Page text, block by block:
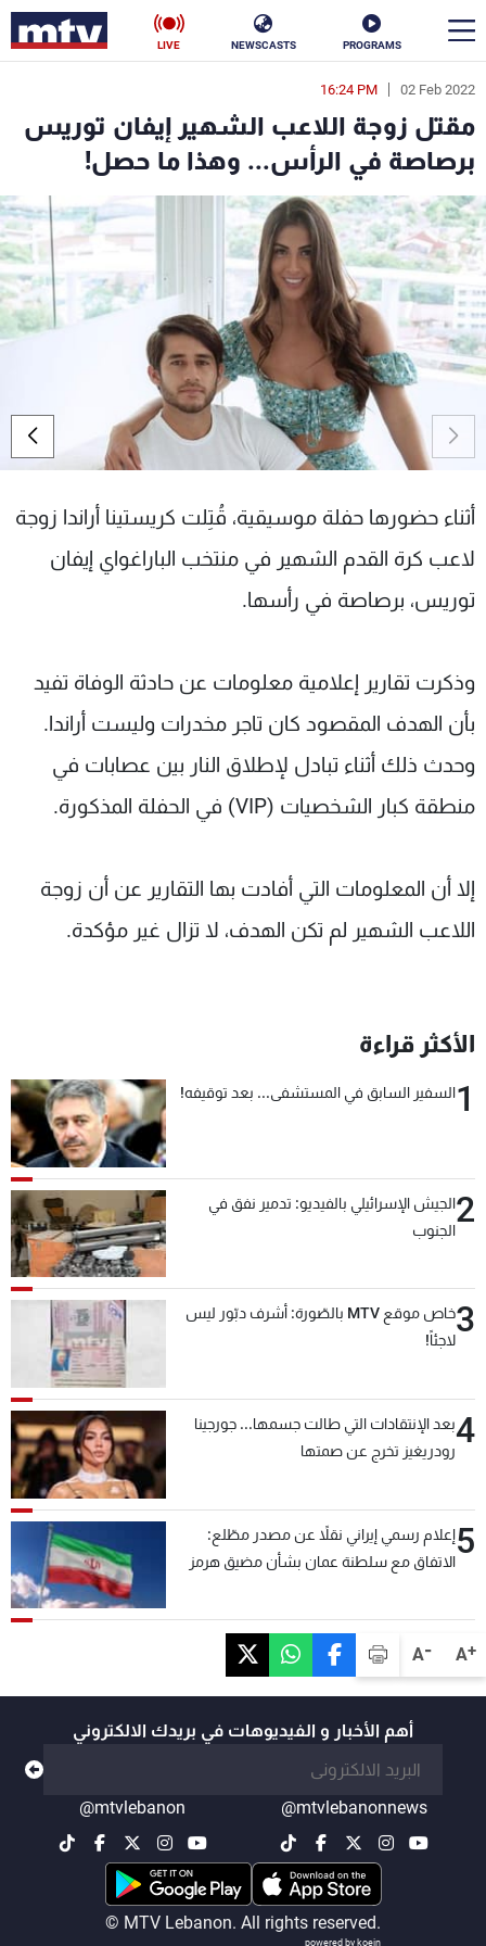
PROGRAMS
NEWSCASTS
LIVE
A+
A-
02 Feb 2022
16:24 PM
مقتل زوجة اللاعب الشهير إيفان توريس
برصاصة في الرأس... وهذا ما حصل!
أثناء حضورها حفلة موسيقية، قُتِلت كريستينا أراندا زوجة
لاعب كرة القدم الشهير في منتخب الباراغواي إيفان
توريس، برصاصة في رأسها.
وذكرت تقارير إعلامية معلومات عن حادثة الوفاة تفيد
بأن الهدف المقصود كان تاجر مخدرات وليست أراندا.
وحدث ذلك أثناء تبادل لإطلاق النار بين عصابات في
منطقة كبار الشخصيات (VIP) في الحفلة المذكورة.
إلا أن المعلومات التي أفادت بها التقارير عن أن زوجة
اللاعب الشهير لم تكن الهدف، لا تزال غير مؤكدة.
الأكثر قراءة
1السفير السابق في المستشفى... بعد توقيفه!
2الجيش الإسرائيلي بالفيديو: تدمير نفق في
الجنوب
3
خاص موقع MTV بالصّورة: أشرف دبّور ليس
لاجئاً!
4بعد الإنتقادات التي طالت جسمها... جورجينا
رودريغيز تخرج عن صمتها
5إعلام رسمي إيراني نقلاً عن مصدر مطّلع:
الاتفاق مع سلطنة عمان بشأن مضيق هرمز
أهم الأخبار و الفيديوهات في بريدك الالكتروني
@mtvlebanonnews
@mtvlebanon
© MTV Lebanon. All rights reserved.
powered by koein
en
الأخبار
سياسة ناس
إقتصاد
منوعات رياضة
كأس العالم
البرامج
شاهد البرامج
عن MTV
وظائف
سياسة الخصوصية